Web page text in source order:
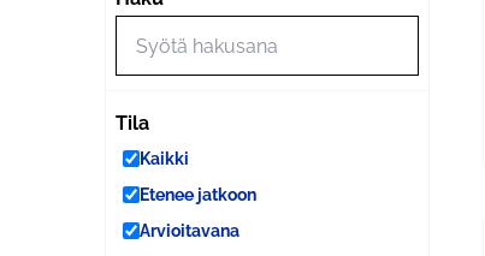
Tila
Kaikki
Etenee jatkoon
Arvioitavana